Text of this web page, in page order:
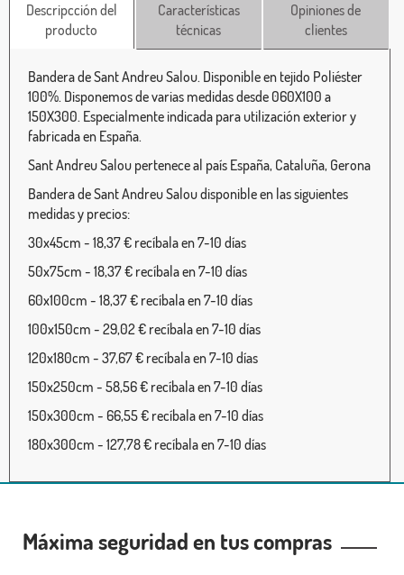
Descripcción del
producto
Características
técnicas
Opiniones de
clientes
Bandera de Sant Andreu Salou. Disponible en tejido Poliéster
100%. Disponemos de varias medidas desde 060X100 a
150X300. Especialmente indicada para utilización exterior y
fabricada en España.
Sant Andreu Salou pertenece al país España, Cataluña, Gerona
Bandera de Sant Andreu Salou disponible en las siguientes
medidas y precios:
30x45cm - 18,37 € recíbala en 7-10 días
50x75cm - 18,37 € recíbala en 7-10 días
60x100cm - 18,37 € recíbala en 7-10 días
100x150cm - 29,02 € recíbala en 7-10 días
120x180cm - 37,67 € recíbala en 7-10 días
150x250cm - 58,56 € recíbala en 7-10 días
150x300cm - 66,55 € recíbala en 7-10 días
180x300cm - 127,78 € recíbala en 7-10 días
Máxima seguridad en tus compras